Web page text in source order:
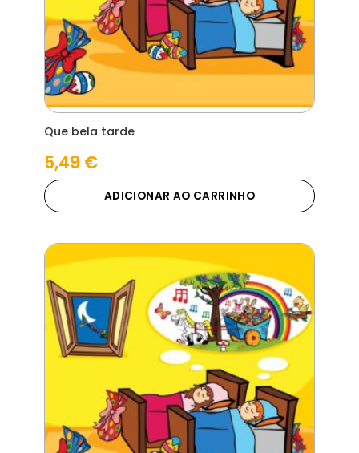
Que bela tarde
5,49 €
ADICIONAR AO CARRINHO